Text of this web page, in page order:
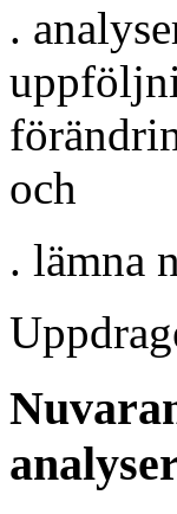
.
och
. lämna